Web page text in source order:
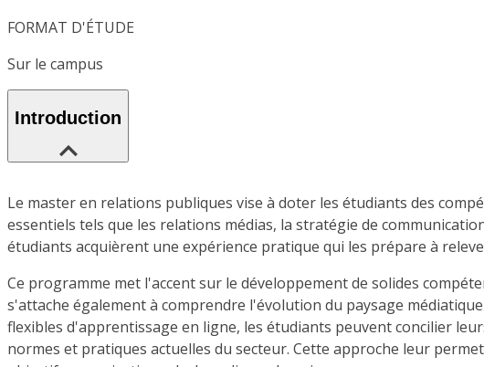
FORMAT D'ÉTUDE
Sur le campus
Introduction
Le master en relations publiques vise à doter les étudiants des
essentiels tels que les relations médias, la stratégie de
étudiants acquièrent une expérience pratique qui les prépare à
Ce programme met l'accent sur le développement de solides
s'attache également à comprendre l'évolution du paysage
flexibles d'apprentissage en ligne, les étudiants peuvent concilier
normes et pratiques actuelles du secteur. Cette approche leur